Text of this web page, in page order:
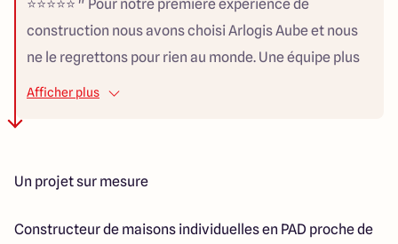
⭐⭐⭐⭐⭐ " Pour notre première expérience de
construction nous avons choisi Arlogis Aube et nous
ne le regrettons pour rien au monde. Une équipe plus
que compétente, un contact très facile et une analyse
Afficher plus
Un projet sur mesure
Constructeur de maisons individuelles en PAD proche de